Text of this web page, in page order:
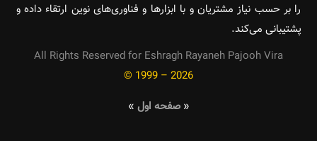
را بر حسب نیاز مشتریان و با ابزارها و فناوری‌های نوین ارتقاء داده و
پشتیبانی می‌کند.
All Rights Reserved for Eshragh Rayaneh Pajooh Vira
© 1999 – 2026
«صفحه اول »